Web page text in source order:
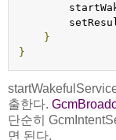
}
}
출한다.
단순히
면 된다.